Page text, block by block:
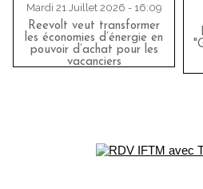
Mardi 21 Juillet 2026 - 16:09
Reevolt veut transformer
les économies d’énergie en
pouvoir d’achat pour les
vacanciers